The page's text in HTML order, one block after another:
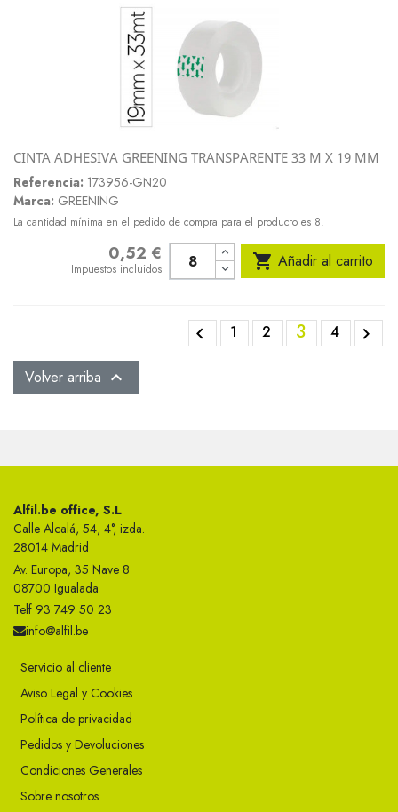
CINTA ADHESIVA GREENING TRANSPARENTE 33 M X 19 MM
Referencia: 173956-GN20
Marca: GREENING
La cantidad mínima en el pedido de compra para el producto es 8.
0,52 €
Impuestos incluidos  Añadir al carrito
 1 2 3 4 
Volver arriba 
Alfil.be office, S.L
Calle Alcalá, 54, 4°, izda.
28014 Madrid
Av. Europa, 35 Nave 8
08700 Igualada
Telf 93 749 50 23
info@alfil.be
Servicio al cliente
Aviso Legal y Cookies
Política de privacidad
Pedidos y Devoluciones
Condiciones Generales
Sobre nosotros